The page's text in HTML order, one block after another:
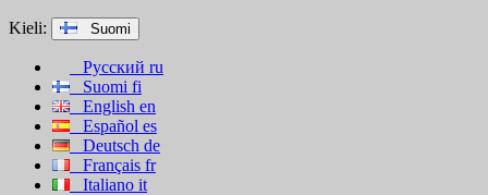
Kieli: Suomi
Русский ru
Suomi fi
English en
Español es
Deutsch de
Français fr
Italiano it